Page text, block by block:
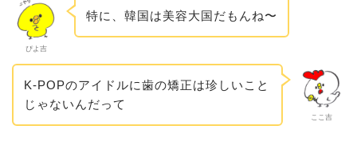
ぴよ吉
特に、韓国は美容大国だもんね〜
ここ吉
K-POPのアイドルに歯の矯正は珍しいこと
じゃないんだって